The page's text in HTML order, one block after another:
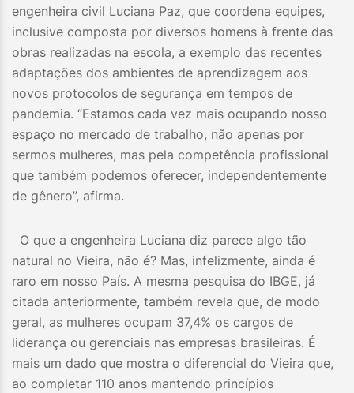
engenheira civil Luciana Paz, que coordena equipes,
inclusive composta por diversos homens à frente das
obras realizadas na escola, a exemplo das recentes
adaptações dos ambientes de aprendizagem aos
novos protocolos de segurança em tempos de
pandemia. “Estamos cada vez mais ocupando nosso
espaço no mercado de trabalho, não apenas por
sermos mulheres, mas pela competência profissional
que também podemos oferecer, independentemente
de gênero”, afirma.
O que a engenheira Luciana diz parece algo tão
natural no Vieira, não é? Mas, infelizmente, ainda é
raro em nosso País. A mesma pesquisa do IBGE, já
citada anteriormente, também revela que, de modo
geral, as mulheres ocupam 37,4% os cargos de
liderança ou gerenciais nas empresas brasileiras. É
mais um dado que mostra o diferencial do Vieira que,
ao completar 110 anos mantendo princípios